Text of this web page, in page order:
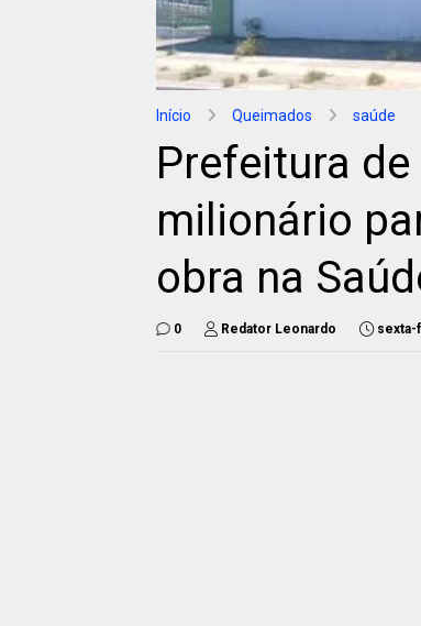
Início Queimados saúde
Prefeitura
milionário
obra na
0 Redator Leonardo sexta-